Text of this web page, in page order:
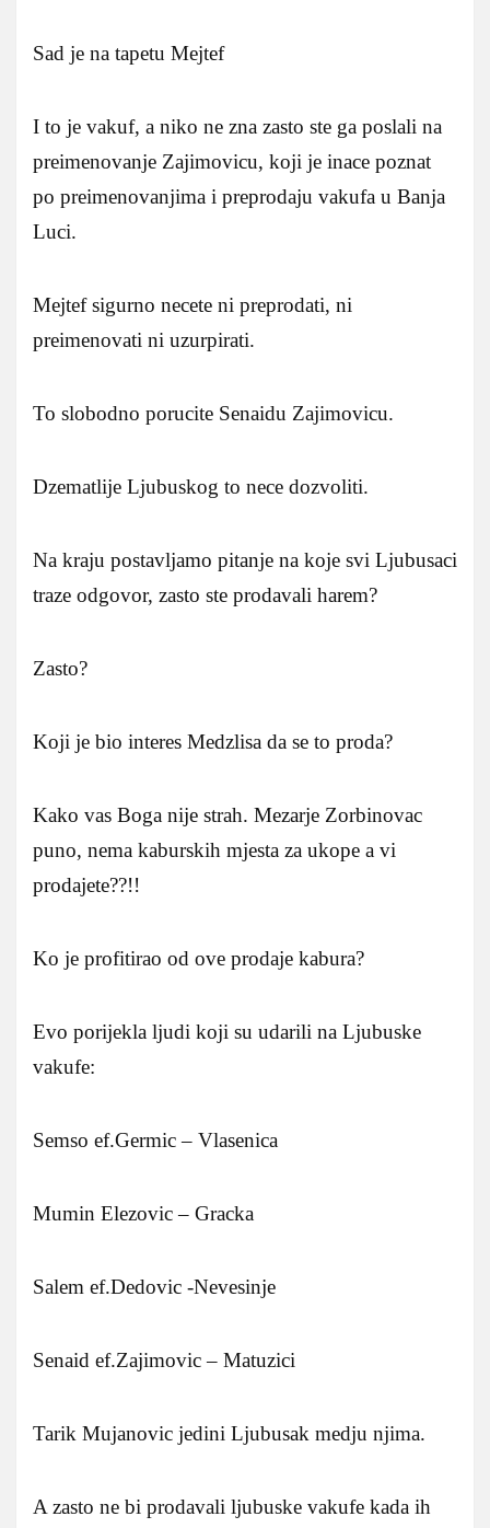
Sad je na tapetu Mejtef
I to je vakuf, a niko ne zna zasto ste ga poslali na
preimenovanje Zajimovicu, koji je inace poznat
po preimenovanjima i preprodaju vakufa u Banja
Luci.
Mejtef sigurno necete ni preprodati, ni
preimenovati ni uzurpirati.
To slobodno porucite Senaidu Zajimovicu.
Dzematlije Ljubuskog to nece dozvoliti.
Na kraju postavljamo pitanje na koje svi Ljubusaci
traze odgovor, zasto ste prodavali harem?
Zasto?
Koji je bio interes Medzlisa da se to proda?
Kako vas Boga nije strah. Mezarje Zorbinovac
puno, nema kaburskih mjesta za ukope a vi
prodajete??!!
Ko je profitirao od ove prodaje kabura?
Evo porijekla ljudi koji su udarili na Ljubuske
vakufe:
Semso ef.Germic – Vlasenica
Mumin Elezovic – Gracka
Salem ef.Dedovic -Nevesinje
Senaid ef.Zajimovic – Matuzici
Tarik Mujanovic jedini Ljubusak medju njima.
A zasto ne bi prodavali ljubuske vakufe kada ih